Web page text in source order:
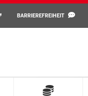
BARRIEREFREIHEIT